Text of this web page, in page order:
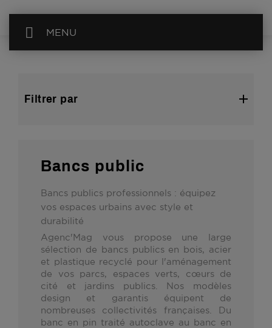
MENU
Filtrer par
Bancs public
Bancs publics professionnels : équipez
vos espaces urbains avec style et
durabilité
Agenc'Mag vous propose une large
sélection de bancs publics en bois, acier
et plastique recyclé pour l'aménagement
de vos parcs, espaces verts, cœurs de
cité et jardins publics. Nos modèles
design et garantis équipent de
nombreuses collectivités françaises. Du
banc en pin traité autoclave au banc en